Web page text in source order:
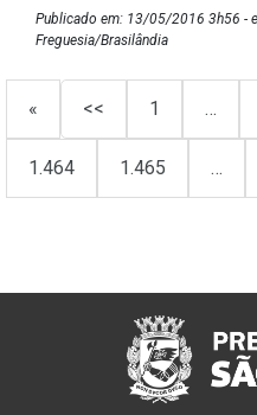
Publicado em: 13/05/2016 3h56 -
Freguesia/Brasilândia
« << 1 …
1.464 1.465 …